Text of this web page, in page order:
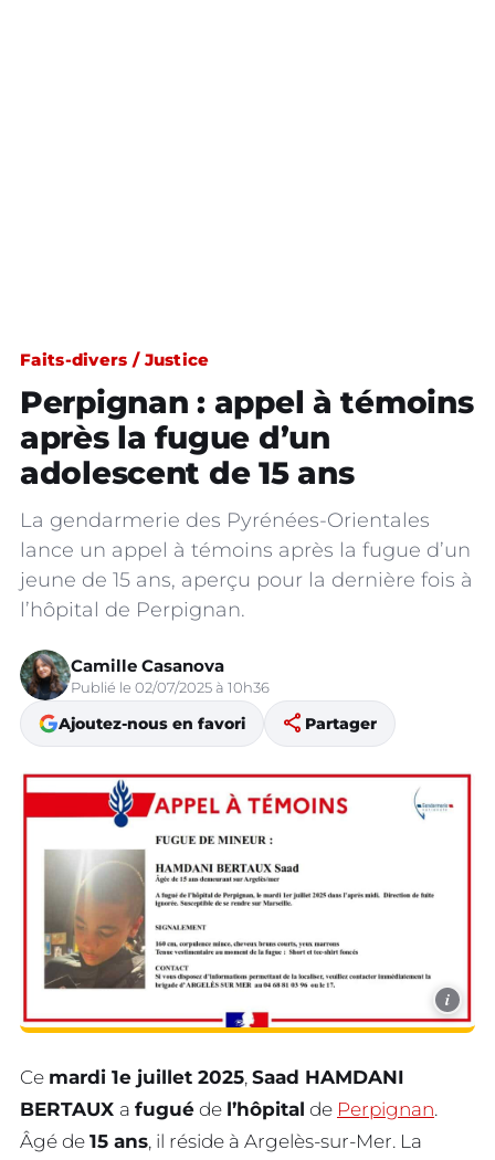
Faits-divers / Justice
Perpignan : appel à témoins
après la fugue d’un
adolescent de 15 ans
La gendarmerie des Pyrénées-Orientales
lance un appel à témoins après la fugue d’un
jeune de 15 ans, aperçu pour la dernière fois à
l’hôpital de Perpignan.
Camille Casanova
Publié le 02/07/2025 à 10h36
Ajoutez-nous en favori share Partager
i
Ce mardi 1e juillet 2025, Saad HAMDANI
BERTAUX a fugué de l’hôpital de Perpignan.
Âgé de 15 ans, il réside à Argelès-sur-Mer. La